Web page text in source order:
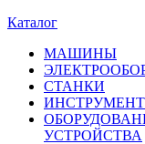
Каталог
МАШИНЫ
СТАНКИ
УСТРОЙСТВА